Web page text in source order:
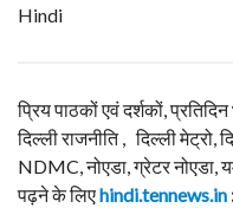
Hindi
प्रिय पाठकों एवं दर्शकों,
दिल्ली राजनीति , दिल्ली मेट्रो,
NDMC, नोएडा, ग्रेटर नोएडा,
पढ़ने के लिएhindi.tennews.in